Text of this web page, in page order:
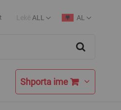
Currency
Lekë ALL
Language
AL
Shporta ime